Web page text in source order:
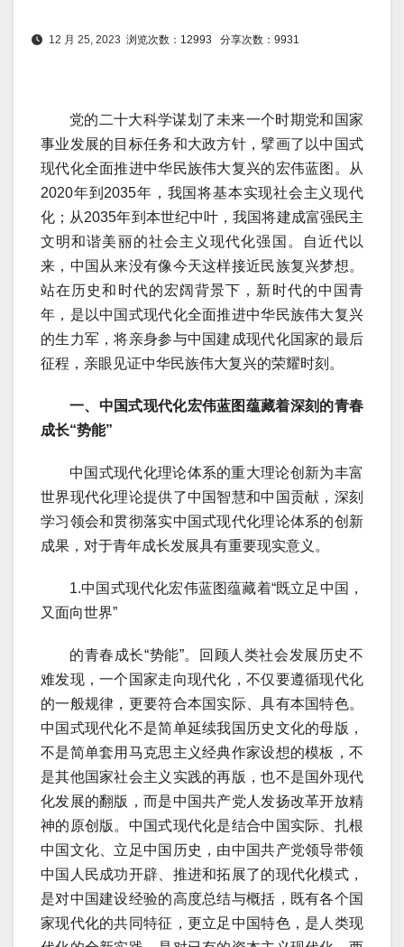
12 月 25, 2023 浏览次数：12993 分享次数：9931
党的二十大科学谋划了未来一个时期党和国家
事业发展的目标任务和大政方针，擘画了以中国式
现代化全面推进中华民族伟大复兴的宏伟蓝图。从
2020年到2035年，我国将基本实现社会主义现代
化；从2035年到本世纪中叶，我国将建成富强民主
文明和谐美丽的社会主义现代化强国。自近代以
来，中国从来没有像今天这样接近民族复兴梦想。
站在历史和时代的宏阔背景下，新时代的中国青
年，是以中国式现代化全面推进中华民族伟大复兴
的生力军，将亲身参与中国建成现代化国家的最后
征程，亲眼见证中华民族伟大复兴的荣耀时刻。
一、中国式现代化宏伟蓝图蕴藏着深刻的青春
成长“势能”
中国式现代化理论体系的重大理论创新为丰富
世界现代化理论提供了中国智慧和中国贡献，深刻
学习领会和贯彻落实中国式现代化理论体系的创新
成果，对于青年成长发展具有重要现实意义。
1.中国式现代化宏伟蓝图蕴藏着“既立足中国，
又面向世界”
的青春成长“势能”。回顾人类社会发展历史不
难发现，一个国家走向现代化，不仅要遵循现代化
的一般规律，更要符合本国实际、具有本国特色。
中国式现代化不是简单延续我国历史文化的母版，
不是简单套用马克思主义经典作家设想的模板，不
是其他国家社会主义实践的再版，也不是国外现代
化发展的翻版，而是中国共产党人发扬改革开放精
神的原创版。中国式现代化是结合中国实际、扎根
中国文化、立足中国历史，由中国共产党领导带领
中国人民成功开辟、推进和拓展了的现代化模式，
是对中国建设经验的高度总结与概括，既有各个国
家现代化的共同特征，更立足中国特色，是人类现